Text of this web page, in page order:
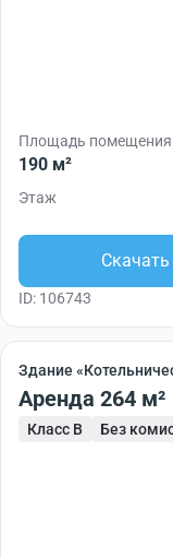
Площадь помещения
190 м²
Этаж
ID: 106743
Здание
Аренда 264 м²
Класс B Без